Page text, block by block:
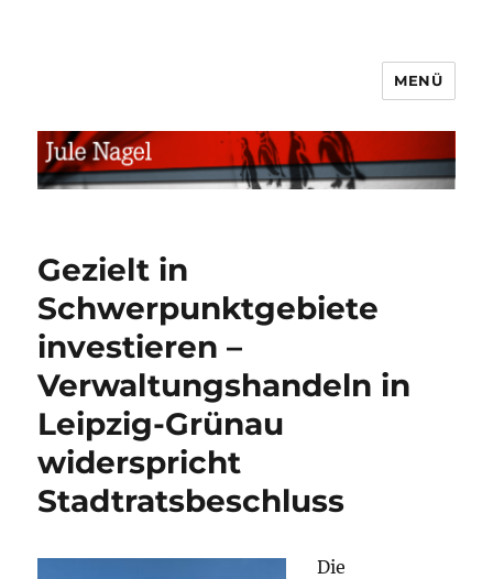
MENÜ
Gezielt in
Schwerpunktgebiete
investieren –
Verwaltungshandeln in
Leipzig-Grünau
widerspricht
Stadtratsbeschluss
Die